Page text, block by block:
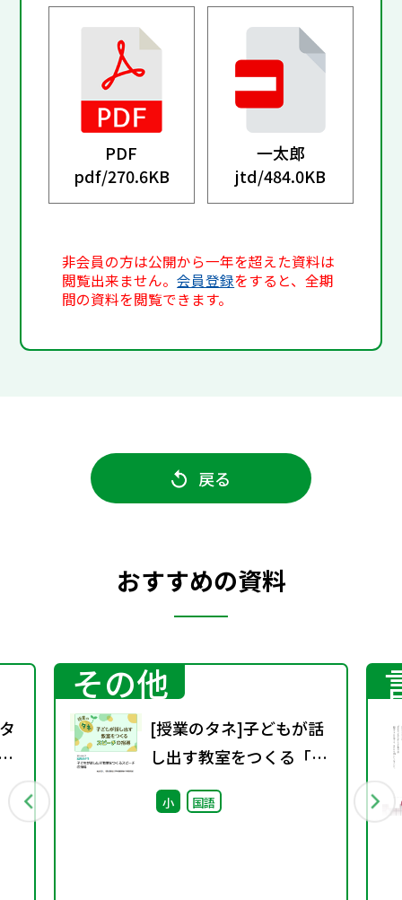
PDF
pdf/270.6KB
一太郎
jtd/484.0KB
非会員の方は公開から一年を超えた資料は
閲覧出来ません。会員登録をすると、全期
間の資料を閲覧できます。
戻る
おすすめの資料
その他
[授業のタネ]子どもが話
し出す教室をつくる「ス
ピーチ」指導アイディア
小 国語